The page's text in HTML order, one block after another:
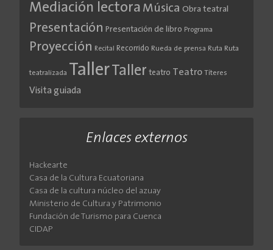
Mediación lectora Música Obra teatral
Presentación Presentación de libro Programa
Proyección Recital Recorrido Rueda de prensa Ruta Ruta
teatralizada Taller Taller teatro Teatro Títeres
Visita guiada
Enlaces externos
Hackearte
Casa de la Cultura Ecuatoriana
Casa de la cultura núcleo del azuay
Ministerio de Cultura y Patrimonio
Fundación de Turismo para Cuenca
CIDAP